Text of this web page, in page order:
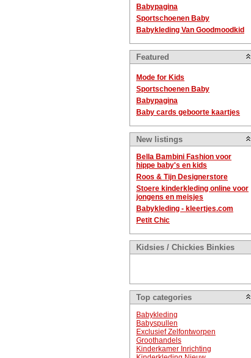
Babypagina
Sportschoenen Baby
Babykleding Van Goodmoodkid
Featured
Mode for Kids
Sportschoenen Baby
Babypagina
Baby cards geboorte kaartjes
New listings
Bella Bambini Fashion voor
hippe baby's en kids
Roos & Tijn Designerstore
Stoere kinderkleding online voor
jongens en meisjes
Babykleding - kleertjes.com
Petit Chic
Kidsies / Chickies Binkies
Top categories
Babykleding
Babyspullen
Exclusief Zelfontworpen
Groothandels
Kinderkamer Inrichting